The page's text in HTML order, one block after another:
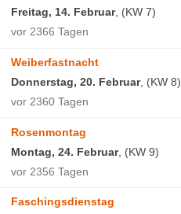
Freitag, 14. Februar, (KW 7)
vor 2366 Tagen
Weiberfastnacht
Donnerstag, 20. Februar, (KW 8)
vor 2360 Tagen
Rosenmontag
Montag, 24. Februar, (KW 9)
vor 2356 Tagen
Faschingsdienstag